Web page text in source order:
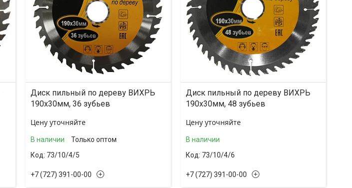
Диск пильный по дереву ВИХРЬ
190х30мм, 36 зубьев
Цену уточняйте
В наличии
Только оптом
73/10/4/5
+7 (727) 391-00-00
Диск пильный по дереву ВИХРЬ
190х30мм, 48 зубьев
Цену уточняйте
В наличии
73/10/4/6
+7 (727) 391-00-00